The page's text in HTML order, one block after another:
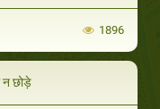
1896
न छोड़े